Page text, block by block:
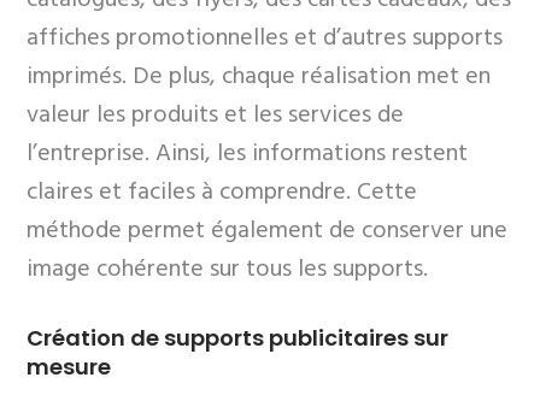
affiches promotionnelles et d’autres supports
imprimés. De plus, chaque réalisation met en
valeur les produits et les services de
l’entreprise. Ainsi, les informations restent
claires et faciles à comprendre. Cette
méthode permet également de conserver une
image cohérente sur tous les supports.
Création de supports publicitaires sur
mesure